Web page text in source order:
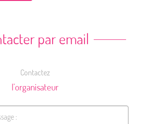
par email
Contactez
l'organisateur